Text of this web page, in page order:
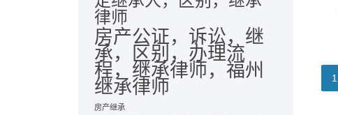
1
律师
房产公证，诉讼，继
承，区别，办理流
程，继承律师，福州
继承律师
房产继承